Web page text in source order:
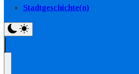
Stadtgeschichte(n)